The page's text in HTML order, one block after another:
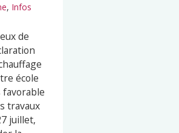
, Infos
de
école
favorable
travaux
juillet,